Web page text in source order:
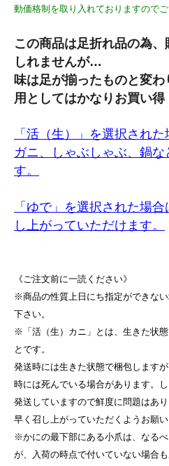
動価格制を取り入れておりますのでご
この商品は足折れ品の為
しれませんが…
味は足が揃ったものと変
用としてはかなりお買い得
「活（生）」を選択され
ガニ、しゃぶしゃぶ、鍋
す。
「ゆで」を選択された場
し上がっていただけます。
《ご注文前に一読ください》
※商品の性質上日にち指定ができな
下さい。
※「活（生）カニ」とは、生きた状
とです。
発送時には生きた状態で梱包します
時には死んでいる場合があります。
発送していますので鮮度に問題はあ
早く召し上がっていただくようお願い
※かにの最下部にある小爪は、なる
が、入荷の時点で付いていない場合